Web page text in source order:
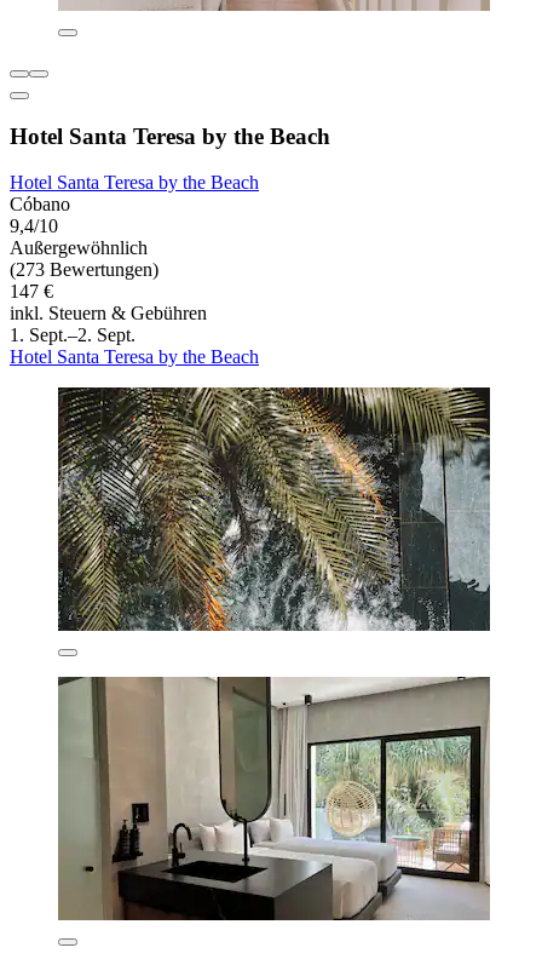
Hotel Santa Teresa by the Beach
Hotel Santa Teresa by the Beach
Cóbano
9,4/10
Außergewöhnlich
(273 Bewertungen)
147 €
inkl. Steuern & Gebühren
1. Sept.–2. Sept.
Hotel Santa Teresa by the Beach